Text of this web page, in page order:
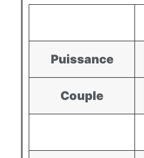
Puissance
Couple